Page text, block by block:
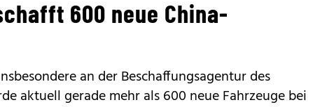
600 neue China-
an der Beschaffungsagentur des
aktuell gerade mehr als 600 neue Fahrzeuge bei